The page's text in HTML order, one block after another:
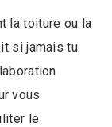
la toiture ou la
si jamais tu
vous
le